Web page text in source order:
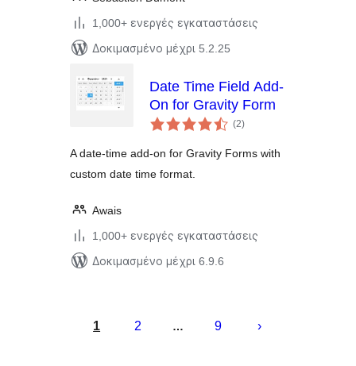
1,000+ ενεργές εγκαταστάσεις
Δοκιμασμένο μέχρι 5.2.25
Date Time Field Add-
On for Gravity Form
(2αξιολογήσεις
σύνολο
)
A date-time add-on for Gravity Forms with
custom date time format.
Awais
1,000+ ενεργές εγκαταστάσεις
Δοκιμασμένο μέχρι 6.9.6
άρθρων
1 2 … 9